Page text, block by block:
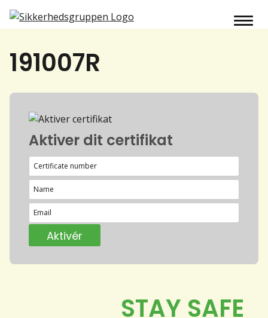
191007R
Aktiver dit certifikat